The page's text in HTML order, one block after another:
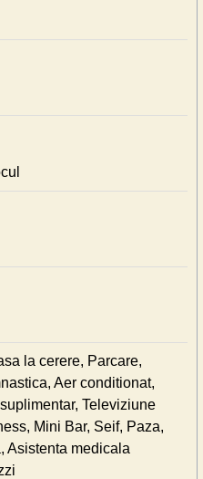
la cerere, Parcare,
Aer conditionat,
Televiziune
Mini Bar, Seif, Paza,
Asistenta medicala